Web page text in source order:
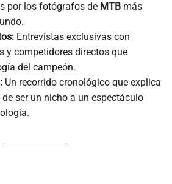
por los fotógrafos de MTBmás
Entrevistas exclusivas con
y competidores directos que
del campeón.
Un recorrido cronológico que explica
ser un nicho a un espectáculo